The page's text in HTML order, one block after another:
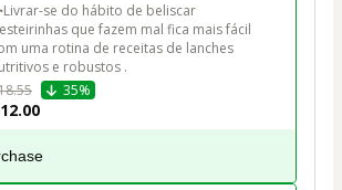
se do hábito de beliscar
que fazem mal fica mais fácil
uma rotina de receitas de lanches
e robustos .
35%